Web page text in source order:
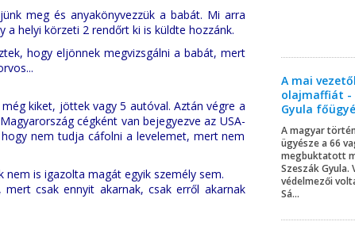
meg és anyakönyvezzük a babát. Mi arra
helyi körzeti 2 rendőrt ki is küldte hozzánk.
hogy eljönnek megvizsgálni a babát, mert
kiket, jöttek vagy 5 autóval. Aztán végre a
cégként van bejegyezve az USA-
nem tudja cáfolni a levelemet, mert nem
is igazolta magát egyik személy sem.
csak ennyit akarnak, csak erről akarnak
A mai
olajmaffiát -
Gyula
A magyar
ügyésze a 66
megbuktatott
Szeszák
védelmezői
Sá...